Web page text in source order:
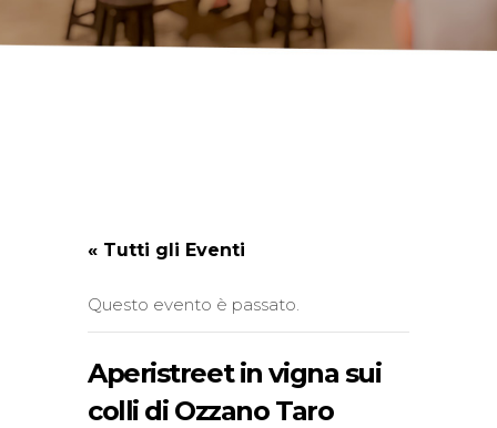
« Tutti gli Eventi
Questo evento è passato.
Aperistreet in vigna sui
colli di Ozzano Taro